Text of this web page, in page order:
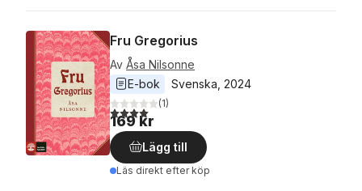
Fru Gregorius
Av Åsa Nilsonne
E-bok
Svenska 2024
4,0utav 5 stjärnor. Totalt antal röster:
(1)
169 kr
Lägg till
Läs direkt efter köp